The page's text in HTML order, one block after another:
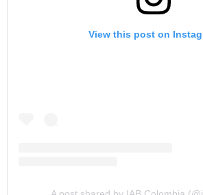
View this post on